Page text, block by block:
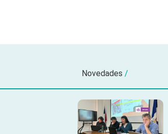
Novedades /